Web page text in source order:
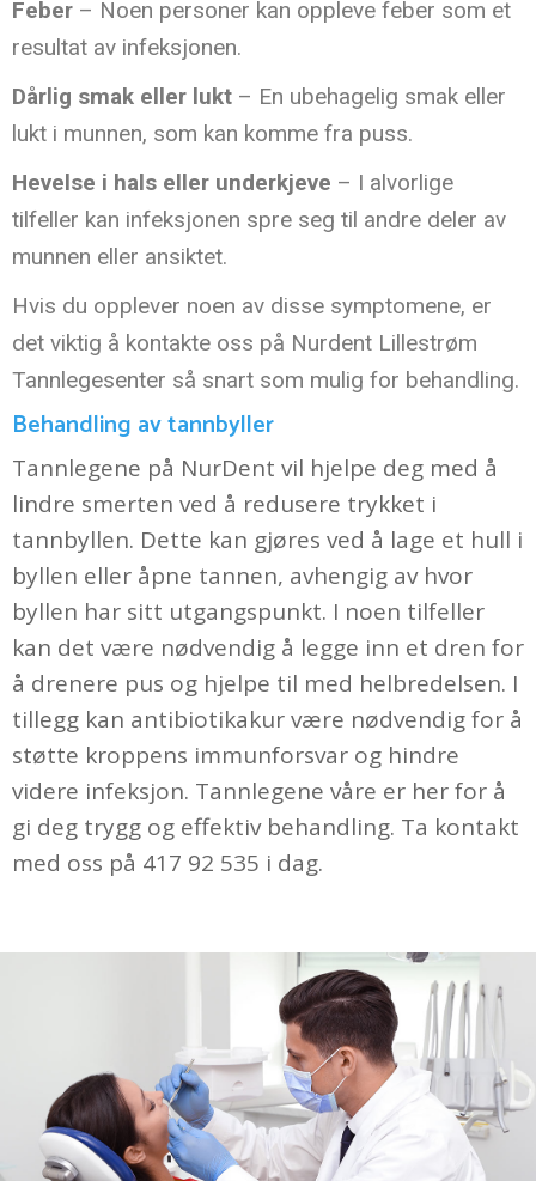
Feber – Noen personer kan oppleve feber som et
resultat av infeksjonen.
Dårlig smak eller lukt – En ubehagelig smak eller
lukt i munnen, som kan komme fra puss.
Hevelse i hals eller underkjeve – I alvorlige
tilfeller kan infeksjonen spre seg til andre deler av
munnen eller ansiktet.
Hvis du opplever noen av disse symptomene, er
det viktig å kontakte oss på Nurdent Lillestrøm
Tannlegesenter så snart som mulig for behandling.
Behandling av tannbyller
Tannlegene på NurDent vil hjelpe deg med å
lindre smerten ved å redusere trykket i
tannbyllen. Dette kan gjøres ved å lage et hull i
byllen eller åpne tannen, avhengig av hvor
byllen har sitt utgangspunkt. I noen tilfeller
kan det være nødvendig å legge inn et dren for
å drenere pus og hjelpe til med helbredelsen. I
tillegg kan antibiotikakur være nødvendig for å
støtte kroppens immunforsvar og hindre
videre infeksjon. Tannlegene våre er her for å
gi deg trygg og effektiv behandling. Ta kontakt
med oss på 417 92 535 i dag.